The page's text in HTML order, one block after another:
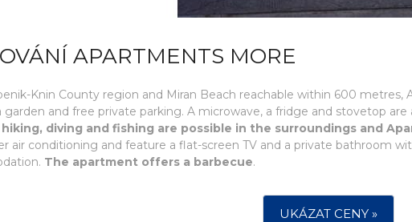
APARTMENTS MORE
Knin County region and Miran Beach reachable within 600
garden and free private parking. A microwave, a fridge and stovetop
diving and fishing are possible in the surroundings and
air conditioning and feature a flat-screen TV and a private bathroom
The apartment offers a barbecue.
UKÁZAT CENY »